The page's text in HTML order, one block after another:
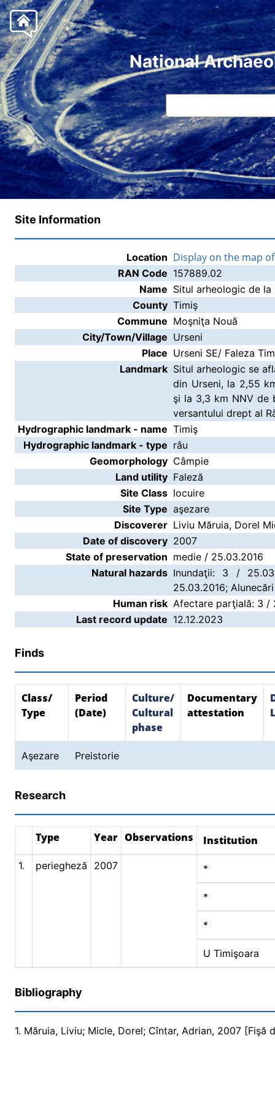
National
Site Information
Location Display on the map
RAN Code 157889.02
Name Situl arheologic de la
County Timiş
Commune Moşniţa Nouă
City/Town/Village Urseni
Place Urseni SE/ Faleza
Landmark Situl arheologic se
din Urseni, la 2,55
şi la 3,3 km NNV de
versantului drept al
Hydrographic landmark - name Timiş
Hydrographic landmark - type râu
Geomorphology Câmpie
Land utility Faleză
Site Class locuire
Site Type aşezare
Discoverer Liviu Măruia, Dorel
Date of discovery 2007
State of preservation medie / 25.03.2016
Natural hazards Inundaţii: 3 /
25.03.2016;
Human risk Afectare parţială: 3 /
Last record update 12.12.2023
Finds
Class/
Type
Period
(Date)
Culture/
Cultural
phase
Documentary
attestation
Aşezare Preistorie
Research
Type Year Observations Institution
1. periegheză 2007 *
*
*
U Timişoara
Bibliography
1. Măruia, Liviu; Micle, Dorel; Cîntar, Adrian, 2007